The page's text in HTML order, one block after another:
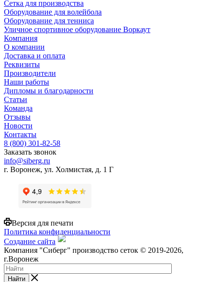
Сетка для производства
Оборудование для волейбола
Оборудование для тенниса
Уличное спортивное оборудование Воркаут
Компания
О компании
Доставка и оплата
Реквизиты
Производители
Наши работы
Дипломы и благодарности
Статьи
Команда
Отзывы
Новости
Контакты
8 (800) 301-82-58
Заказать звонок
info@siberg.ru
г. Воронеж, ул. Холмистая, д. 1 Г
Версия для печати
Политика конфиденциальности
Создание сайта
Компания "Сиберг" производство сеток © 2019-2026,
г.Воронеж
Найти